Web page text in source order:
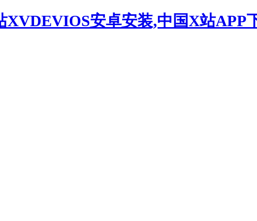
安卓安装,中国X站APP